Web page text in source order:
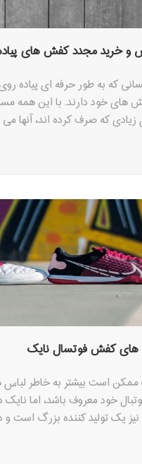
و خرید مجدد کفش های
که به طور حرفه ای پیاده
های خود دارند. با این همه
که صرف کرده اند، آنها می
و پارگی قابل توجه در کفش شان
در زمان اتمام مسابقه دو یا
های کفش فوتسال نایک
ممکن است بیشتر به خاطر
خود معروف باشد، اما
یک تولید کننده بزرگ است
بسیار جدی عمل می کند. نایک
برای تولید کفش های مخصوص